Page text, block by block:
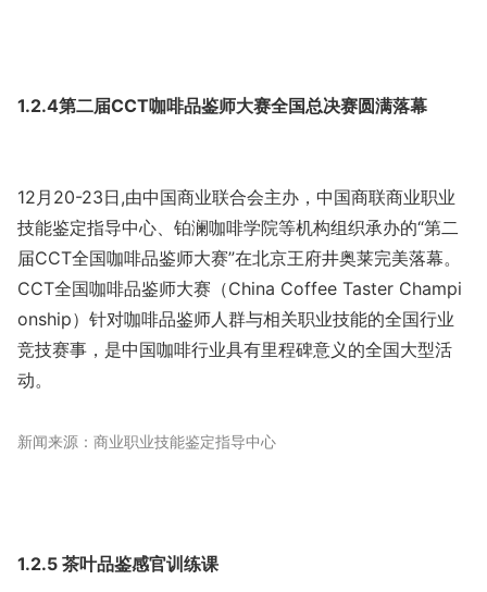
1.2.4第二届CCT咖啡品鉴师大赛全国总决赛圆满落幕
12月20-23日,由中国商业联合会主办，中国商联商业职业
技能鉴定指导中心、铂澜咖啡学院等机构组织承办的“第二
届CCT全国咖啡品鉴师大赛”在北京王府井奥莱完美落幕。
CCT全国咖啡品鉴师大赛（China Coffee Taster Champi
onship）针对咖啡品鉴师人群与相关职业技能的全国行业
竞技赛事，是中国咖啡行业具有里程碑意义的全国大型活
动。
新闻来源：商业职业技能鉴定指导中心
1.2.5 茶叶品鉴感官训练课